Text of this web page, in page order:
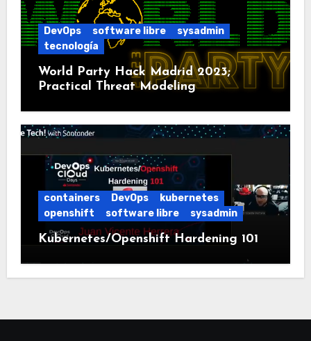
DevOps software libre
sysadmin
tecnología
World Party Hack Madrid 2023;
Practical Threat Modeling
containers DevOps
kubernetes
openshift
software libre sysadmin
Kubernetes/Openshift Hardening 101